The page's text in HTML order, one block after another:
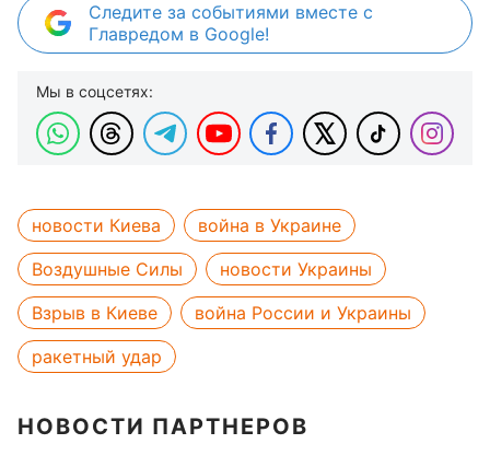
Следите за событиями вместе с
Главредом в Google!
Мы в соцсетях:
новости Киева
война в Украине
Воздушные Силы
новости Украины
Взрыв в Киеве
война России и Украины
ракетный удар
НОВОСТИ ПАРТНЕРОВ